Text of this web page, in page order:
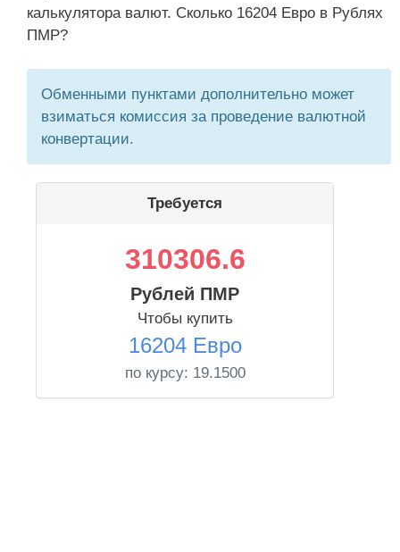
калькулятора валют. Сколько 16204 Евро в Рублях
ПМР?
Обменными пунктами дополнительно может
взиматься комиссия за проведение валютной
конвертации.
Требуется
310306.6
Рублей ПМР
Чтобы купить
16204 Евро
по курсу: 19.1500